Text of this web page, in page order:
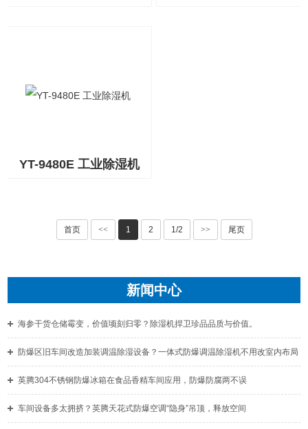
YT-9480E 工业除湿机
首页 << 1 2 1/2 >> 尾页
新闻中心
海参干货仓储霉变，价值顷刻归零？除湿机捍卫珍品品质与价值。
防爆区旧车间改造加装调温除湿设备？一体式防爆调温除湿机不用改室内布局
英腾304不锈钢防爆冰箱在食品香精车间应用，防爆防腐两不误
车间设备多太拥挤？英腾天花式防爆空调“隐身”吊顶，释放空间